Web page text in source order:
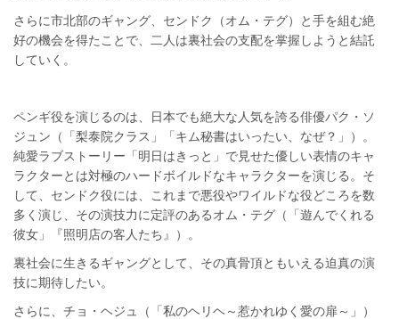
さらに市北部のギャング、センドク（オム・テグ）と手を組む絶
好の機会を得たことで、二人は裏社会の支配を掌握しようと結託
していく。
ペンギ役を演じるのは、日本でも絶大な人気を誇る俳優パク・ソ
ジュン（「梨泰院クラス」「キム秘書はいったい、なぜ？」）。
純愛ラブストーリー「明日はきっと」で見せた優しい表情のキャ
ラクターとは対極のハードボイルドなキャラクターを演じる。そ
して、センドク役には、これまで悪役やワイルドな役どころを数
多く演じ、その演技力に定評のあるオム・テグ（「遊んでくれる
彼女」『照明店の客人たち』）。
裏社会に生きるギャングとして、その真骨頂ともいえる迫真の演
技に期待したい。
さらに、チョ・ヘジュ（「私のヘリヘ～惹かれゆく愛の扉～」）